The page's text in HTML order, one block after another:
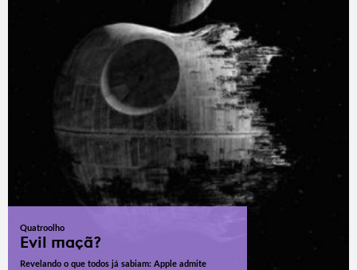
Quatroolho
Evil maçã?
Revelando o que todos já sabiam: Apple admite